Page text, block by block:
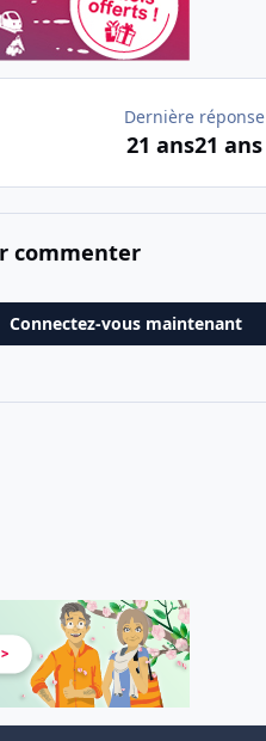
Dernière réponse
21 ans21 ans
commenter
Connectez-vous maintenant